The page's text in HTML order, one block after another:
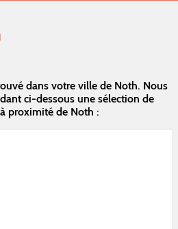
dans votre ville de Noth. Nous
ci-dessous une sélection de
proximité de Noth :